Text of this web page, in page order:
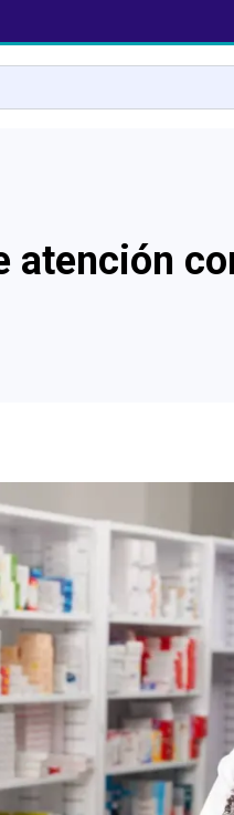
atención